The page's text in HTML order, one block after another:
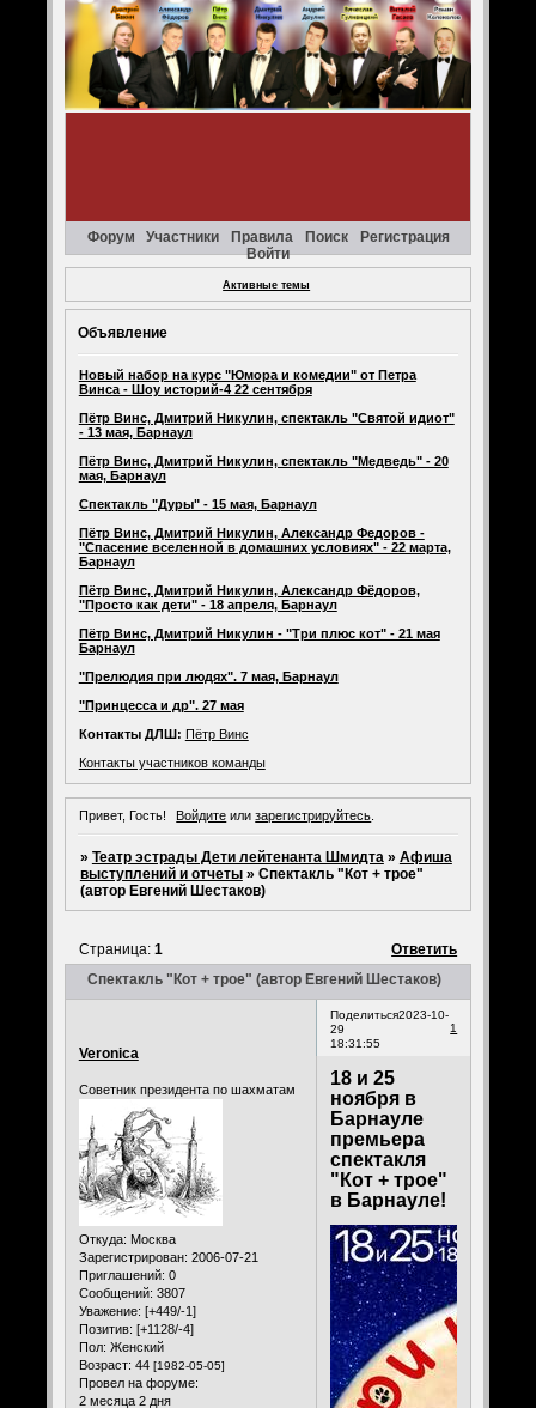
Форум Участники Правила Поиск
Регистрация
Войти
Активные темы
Объявление
Новый набор на курс "Юмора и комедии" от Петра
Винса - Шоу историй-4 22 сентября
Пётр Винс, Дмитрий Никулин, спектакль "Святой идиот"
- 13 мая, Барнаул
Пётр Винс, Дмитрий Никулин, спектакль "Медведь" - 20
мая, Барнаул
Спектакль "Дуры" - 15 мая, Барнаул
Пётр Винс, Дмитрий Никулин, Александр Федоров -
"Спасение вселенной в домашних условиях" - 22 марта,
Барнаул
Пётр Винс, Дмитрий Никулин, Александр Фёдоров,
"Просто как дети" - 18 апреля, Барнаул
Пётр Винс, Дмитрий Никулин - "Три плюс кот" - 21 мая
Барнаул
"Прелюдия при людях". 7 мая, Барнаул
"Принцесса и др". 27 мая
Контакты ДЛШ: Пётр Винс
Контакты участников команды
Привет, Гость! Войдите илизарегистрируйтесь.
» Театр эстрады Дети лейтенанта Шмидта » Афиша
выступлений и отчеты » Спектакль "Кот + трое"
(автор Евгений Шестаков)
Спектакль "Кот + трое" (автор Евгений Шестаков)
Страница: 1 Ответить
Поделиться
1
2023-10-
29
18:31:55
Veronica
Советник президента по шахматам
Откуда: Москва
Зарегистрирован: 2006-07-21
Приглашений: 0
Сообщений: 3807
Уважение: [+449/-1]
Позитив: [+1128/-4]
Пол: Женский
Возраст: 44 [1982-05-05]
Провел на форуме:
2 месяца 2 дня
18 и 25
ноября в
Барнауле
премьера
спектакля
"Кот + трое"
в Барнауле!